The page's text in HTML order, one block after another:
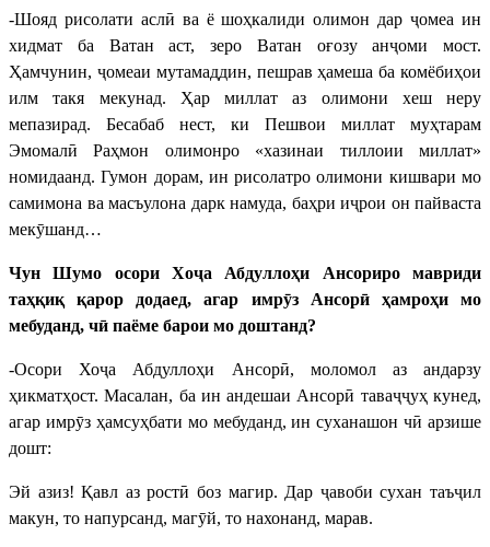
-Шояд рисолати аслӣ ва ё шоҳкалиди олимон дар ҷомеа ин
хидмат ба Ватан аст, зеро Ватан оғозу анҷоми мост.
Ҳамчунин, ҷомеаи мутамаддин, пешрав ҳамеша ба комёбиҳои
илм такя мекунад. Ҳар миллат аз олимони хеш неру
мепазирад. Бесабаб нест, ки Пешвои миллат муҳтарам
Эмомалӣ Раҳмон олимонро «хазинаи тиллоии миллат»
номидаанд. Гумон дорам, ин рисолатро олимони кишвари мо
самимона ва масъулона дарк намуда, баҳри иҷрои он пайваста
мекӯшанд…
Чун Шумо осори Хоҷа Абдуллоҳи Ансориро мавриди
таҳқиқ қарор додаед, агар имрӯз Ансорӣ ҳамроҳи мо
мебуданд, чӣ паёме барои мо доштанд?
-Осори Хоҷа Абдуллоҳи Ансорӣ, моломол аз андарзу
ҳикматҳост. Масалан, ба ин андешаи Ансорӣ таваҷҷуҳ кунед,
агар имрӯз ҳамсуҳбати мо мебуданд, ин суханашон чӣ арзише
дошт:
Эй азиз! Қавл аз ростӣ боз магир. Дар ҷавоби сухан таъҷил
макун, то напурсанд, магӯй, то нахонанд, марав.